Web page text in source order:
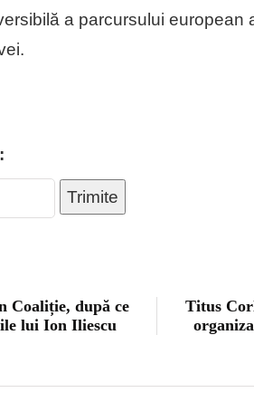
a parcursului european
Trimite
Coaliție, după ce
lui Ion Iliescu
Titus